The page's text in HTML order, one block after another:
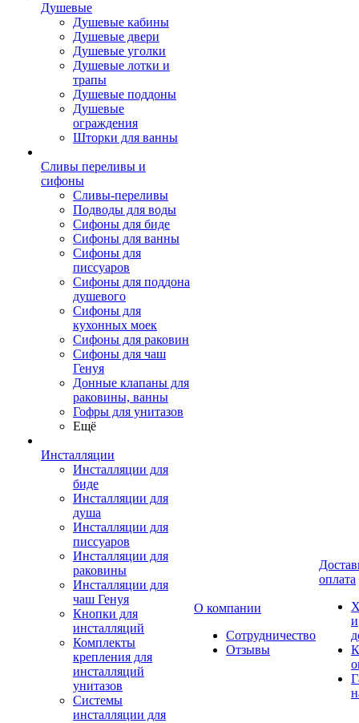
Душевые
Душевые кабины
Душевые двери
Душевые уголки
Душевые лотки и
трапы
Душевые поддоны
Душевые
ограждения
Шторки для ванны
Сливы переливы и
сифоны
Сливы-переливы
Подводы для воды
Сифоны для биде
Сифоны для ванны
Сифоны для
писсуаров
Сифоны для поддона
душевого
Сифоны для
кухонных моек
Сифоны для раковин
Сифоны для чаш
Генуя
Донные клапаны для
раковины, ванны
Гофры для унитазов
Ещё
Инсталляции
Инсталляции для
биде
Инсталляции для
душа
Инсталляции для
писсуаров
Инсталляции для
раковины
Инсталляции для
чаш Генуя
Кнопки для
инсталляций
Комплекты
крепления для
инсталляций
унитазов
Системы
инсталляции для
О компании
Сотрудничество
Отзывы
оплата
и